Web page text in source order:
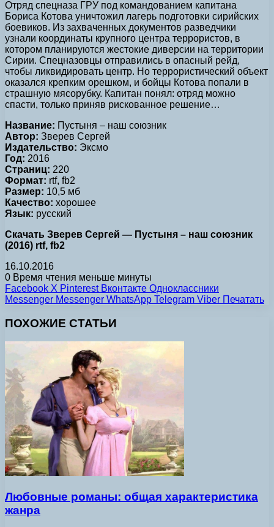
Отряд спецназа ГРУ под командованием капитана
Бориса Котова уничтожил лагерь подготовки сирийских
боевиков. Из захваченных документов разведчики
узнали координаты крупного центра террористов, в
котором планируются жестокие диверсии на территории
Сирии. Спецназовцы отправились в опасный рейд,
чтобы ликвидировать центр. Но террористический объект
оказался крепким орешком, и бойцы Котова попали в
страшную мясорубку. Капитан понял: отряд можно
спасти, только приняв рискованное решение…
Название: Пустыня – наш союзник
Автор: Зверев Сергей
Издательство: Эксмо
Год: 2016
Страниц: 220
Формат: rtf, fb2
Размер: 10,5 мб
Качество: хорошее
Язык: русский
Скачать Зверев Сергей — Пустыня – наш союзник
(2016) rtf, fb2
16.10.2016
0 Время чтения меньше минуты
Facebook X Pinterest Вконтакте Одноклассники
Messenger Messenger WhatsApp Telegram Viber Печатать
ПОХОЖИЕ СТАТЬИ
Любовные романы: общая характеристика
жанра